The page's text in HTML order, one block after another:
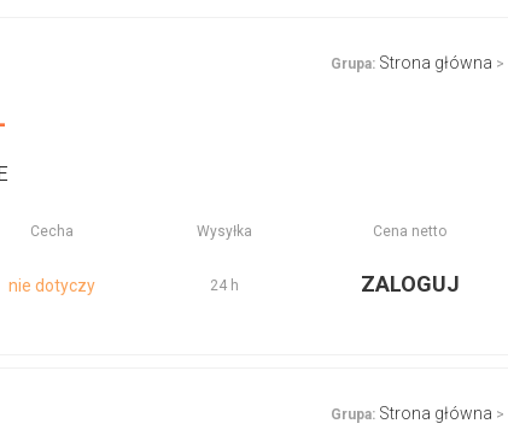
Grupa: Strona główna >
Cecha Wysyłka Cena netto
nie dotyczy 24 h ZALOGUJ
Grupa: Strona główna >